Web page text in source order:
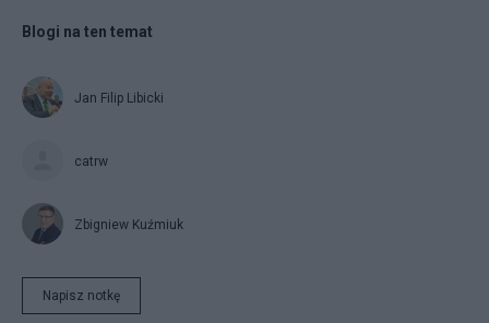
Blogi na ten temat
Jan Filip Libicki
catrw
Zbigniew Kuźmiuk
Napisz notkę